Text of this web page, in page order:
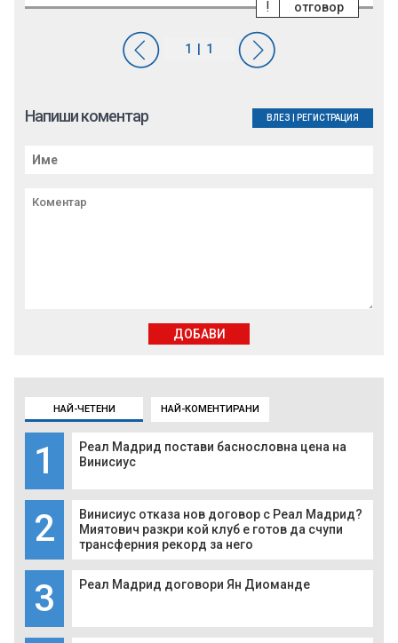
НАЙ-ЧЕТЕНИ НАЙ-КОМЕНТИРАНИ
1
Реал Мадрид постави баснословна цена на
Винисиус
2
Винисиус отказа нов договор с Реал Мадрид?
Миятович разкри кой клуб е готов да счупи
трансферния рекорд за него
3 Реал Мадрид договори Ян Диоманде
отговор
!
Напиши коментар ВЛЕЗ РЕГИСТРАЦИЯ
ДОБАВИ